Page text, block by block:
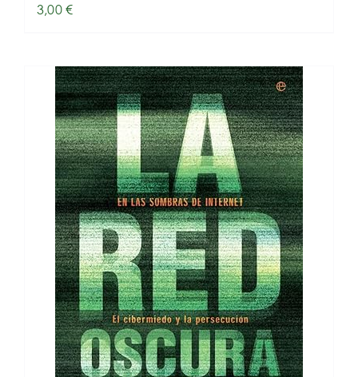
3,00€